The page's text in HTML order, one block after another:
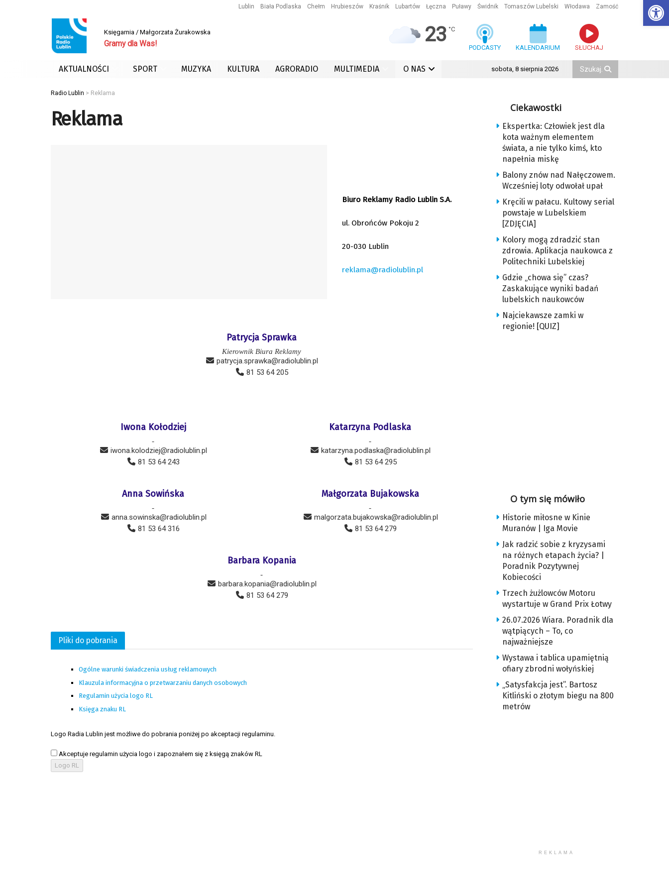
Lublin Biała Podlaska Chełm Hrubieszów Kraśnik Lubartów Łęczna Puławy Świdnik Tomaszów Lubelski Włodawa Zamość
Księgarnia / Małgorzata Żurakowska
Gramy dla Was! 23 °C
PODCASTY KALENDARIUM SŁUCHAJ
AKTUALNOŚCI SPORT MUZYKA KULTURA AGRORADIO MULTIMEDIA O NAS sobota, 8 sierpnia 2026
Radio Lublin > Reklama
Reklama
Biuro Reklamy Radio Lublin S.A.
ul. Obrońców Pokoju 2
20-030 Lublin
reklama@radiolublin.pl
Patrycja Sprawka
Kierownik Biura Reklamy
patrycja.sprawka@radiolublin.pl
81 53 64 205
Iwona Kołodziej
-
iwona.kolodziej@radiolublin.pl
81 53 64 243
Katarzyna Podlaska
-
katarzyna.podlaska@radiolublin.pl
81 53 64 295
Anna Sowińska
-
anna.sowinska@radiolublin.pl
81 53 64 316
Małgorzata Bujakowska
-
malgorzata.bujakowska@radiolublin.pl
81 53 64 279
Barbara Kopania
-
barbara.kopania@radiolublin.pl
81 53 64 279
Pliki do pobrania
Ogólne warunki świadczenia usług reklamowych
Klauzula informacyjna o przetwarzaniu danych osobowych
Regulamin użycia logo RL
Księga znaku RL
Logo Radia Lublin jest możliwe do pobrania poniżej po akceptacji regulaminu.
Akceptuje regulamin użycia logo i zapoznałem się z księgą znaków RL
Logo RL
Ciekawostki
Ekspertka: Człowiek jest dla
kota ważnym elementem
świata, a nie tylko kimś, kto
napełnia miskę
Balony znów nad Nałęczowem.
Wcześniej loty odwołał upał
Kręcili w pałacu. Kultowy serial
powstaje w Lubelskiem
[ZDJĘCIA]
Kolory mogą zdradzić stan
zdrowia. Aplikacja naukowca z
Politechniki Lubelskiej
Gdzie „chowa się” czas?
Zaskakujące wyniki badań
lubelskich naukowców
Najciekawsze zamki w
regionie! [QUIZ]
O tym się mówiło
Historie miłosne w Kinie
Muranów | Iga Movie
Jak radzić sobie z kryzysami
na różnych etapach życia? |
Poradnik Pozytywnej
Kobiecości
Trzech żużlowców Motoru
wystartuje w Grand Prix Łotwy
26.07.2026 Wiara. Poradnik dla
wątpiących – To, co
najważniejsze
Wystawa i tablica upamiętnią
ofiary zbrodni wołyńskiej
„Satysfakcja jest”. Bartosz
Kitliński o złotym biegu na 800
metrów
REKLAMA